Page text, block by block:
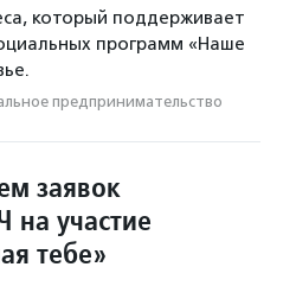
который поддерживает
программ «Наше
предпри­нима­тель­ство
заявок
участие
тебе»